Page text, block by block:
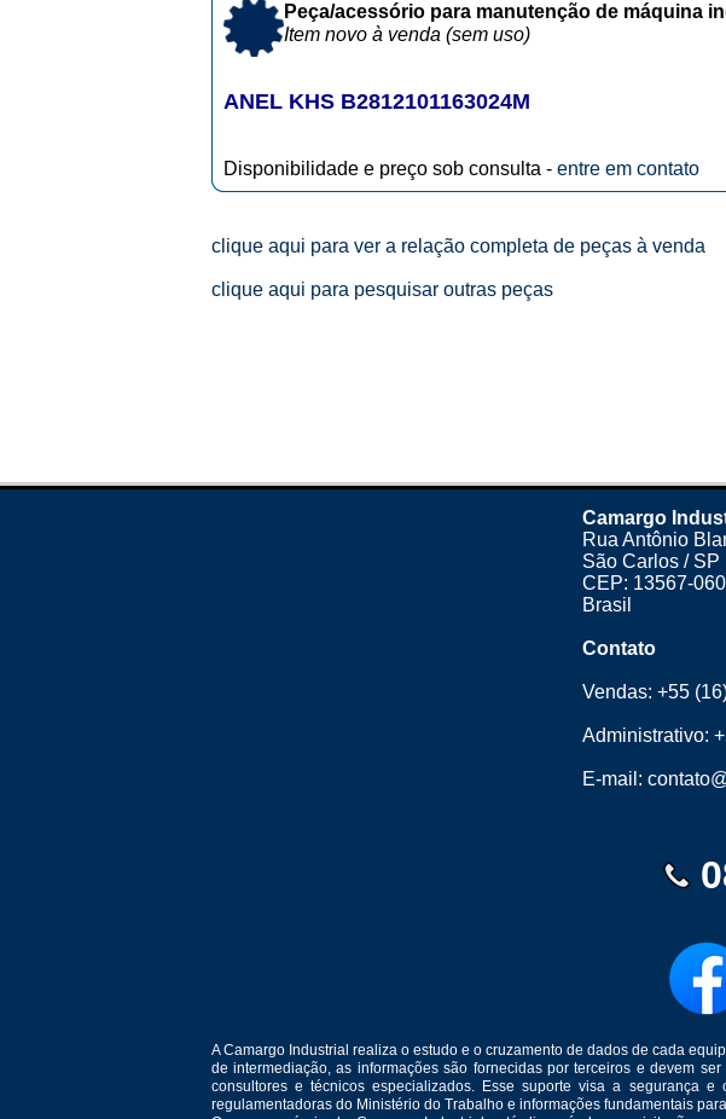
Peça/acessório para manutenção de máquina
Item novo à venda (sem uso)
ANEL KHS B2812101163024M
Disponibilidade e preço sob consulta - entre em contato
clique aqui para ver a relação completa de peças à venda
clique aqui para pesquisar outras peças
Camargo
Rua Antônio
São Carlos / SP
CEP: 13567-060
Brasil
Contato
Vendas: +55
Administrativo:
E-mail:
A Camargo Industrial realiza o estudo e o cruzamento de dados de cada
de intermediação, as informações são fornecidas por terceiros e devem
consultores e técnicos especializados. Esse suporte visa a segurança
regulamentadoras do Ministério do Trabalho e informações fundamentais